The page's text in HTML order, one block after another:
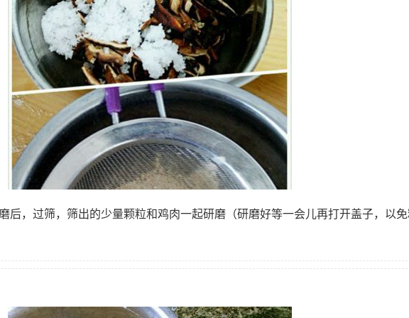
后，过筛，筛出的少量颗粒和鸡肉一起研磨（研磨好等一会儿再打开盖子，以